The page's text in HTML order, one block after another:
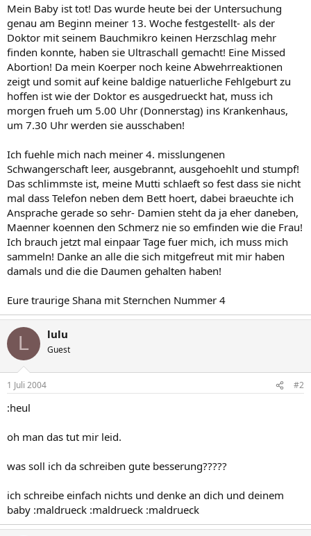
Mein Baby ist tot! Das wurde heute bei der Untersuchung
genau am Beginn meiner 13. Woche festgestellt- als der
Doktor mit seinem Bauchmikro keinen Herzschlag mehr
finden konnte, haben sie Ultraschall gemacht! Eine Missed
Abortion! Da mein Koerper noch keine Abwehrreaktionen
zeigt und somit auf keine baldige natuerliche Fehlgeburt zu
hoffen ist wie der Doktor es ausgedrueckt hat, muss ich
morgen frueh um 5.00 Uhr (Donnerstag) ins Krankenhaus,
um 7.30 Uhr werden sie ausschaben!
Ich fuehle mich nach meiner 4. misslungenen
Schwangerschaft leer, ausgebrannt, ausgehoehlt und stumpf!
Das schlimmste ist, meine Mutti schlaeft so fest dass sie nicht
mal dass Telefon neben dem Bett hoert, dabei braeuchte ich
Ansprache gerade so sehr- Damien steht da ja eher daneben,
Maenner koennen den Schmerz nie so emfinden wie die Frau!
Ich brauch jetzt mal einpaar Tage fuer mich, ich muss mich
sammeln! Danke an alle die sich mitgefreut mit mir haben
damals und die die Daumen gehalten haben!
Eure traurige Shana mit Sternchen Nummer 4
L lulu
Guest
1 Juli 2004 #2
:heul
oh man das tut mir leid.
was soll ich da schreiben gute besserung?????
ich schreibe einfach nichts und denke an dich und deinem
baby :maldrueck :maldrueck :maldrueck